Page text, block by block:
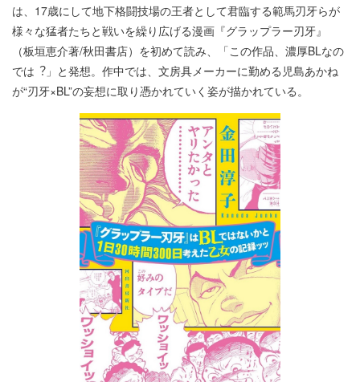
は、17歳にして地下格闘技場の王者として君臨する範馬刃牙らが
様々な猛者たちと戦いを繰り広げる漫画『グラップラー刃牙』
（板垣恵介著/秋田書店）を初めて読み、「この作品、濃厚BLなの
では︖」と発想。作中では、⽂房具メーカーに勤める児島あかね
が“刃牙×BL”の妄想に取り憑かれていく姿が描かれている。